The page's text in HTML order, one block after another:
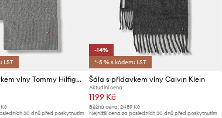
LST
Šála s přídavkem vlny Tommy Hilfiger
30 dnů před poskytnutím
-14%
*-5 % s kódem: LST
Šála s přídavkem vlny Calvin Klein
Aktuální cena:
1199 Kč
Běžná cena: 2489 Kč
Nejnižší cena za posledních 30 dnů před poskytnutím